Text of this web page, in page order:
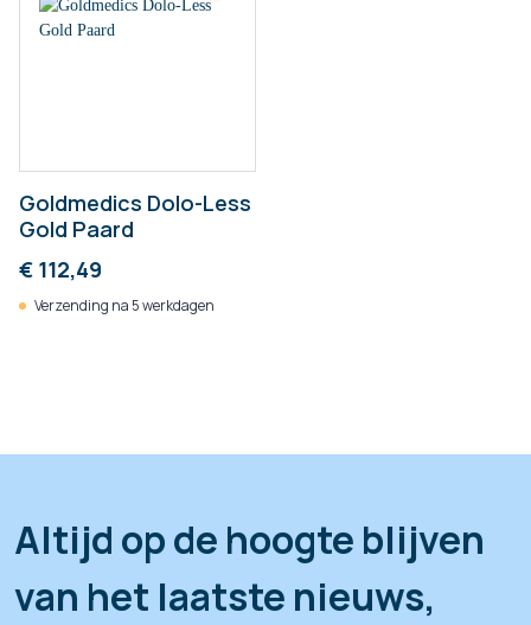
Goldmedics Dolo-Less
Gold Paard
€ 112,49
Verzending na 5 werkdagen
Altijd op de hoogte blijven
van het laatste nieuws,